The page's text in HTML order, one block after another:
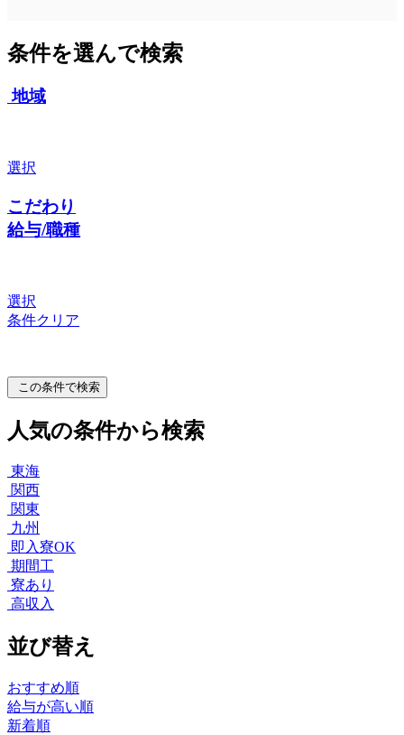
条件を選んで検索
地域
選択
こだわり
給与/職種
選択
条件クリア
この条件で検索
人気の条件から検索
東海
関西
関東
九州
即入寮OK
期間工
寮あり
高収入
並び替え
おすすめ順
給与が高い順
新着順